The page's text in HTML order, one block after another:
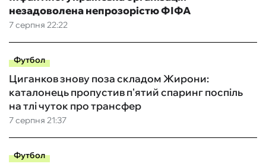
7 серпня 22:22
незадоволена непрозорістю ФІФА
Футбол
7 серпня 21:37
Циганков знову поза складом Жирони:
каталонець пропустив п'ятий спаринг поспіль
на тлі чуток про трансфер
Футбол